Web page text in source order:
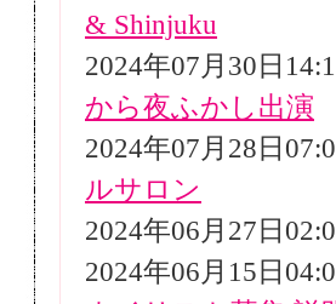
& Shinjuku
2024年07月30日
から夜ふかし出演
2024年07月28日
ルサロン
2024年06月27日
2024年06月15日